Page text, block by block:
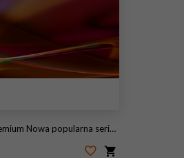
Nowa popularna seria. Nice Design